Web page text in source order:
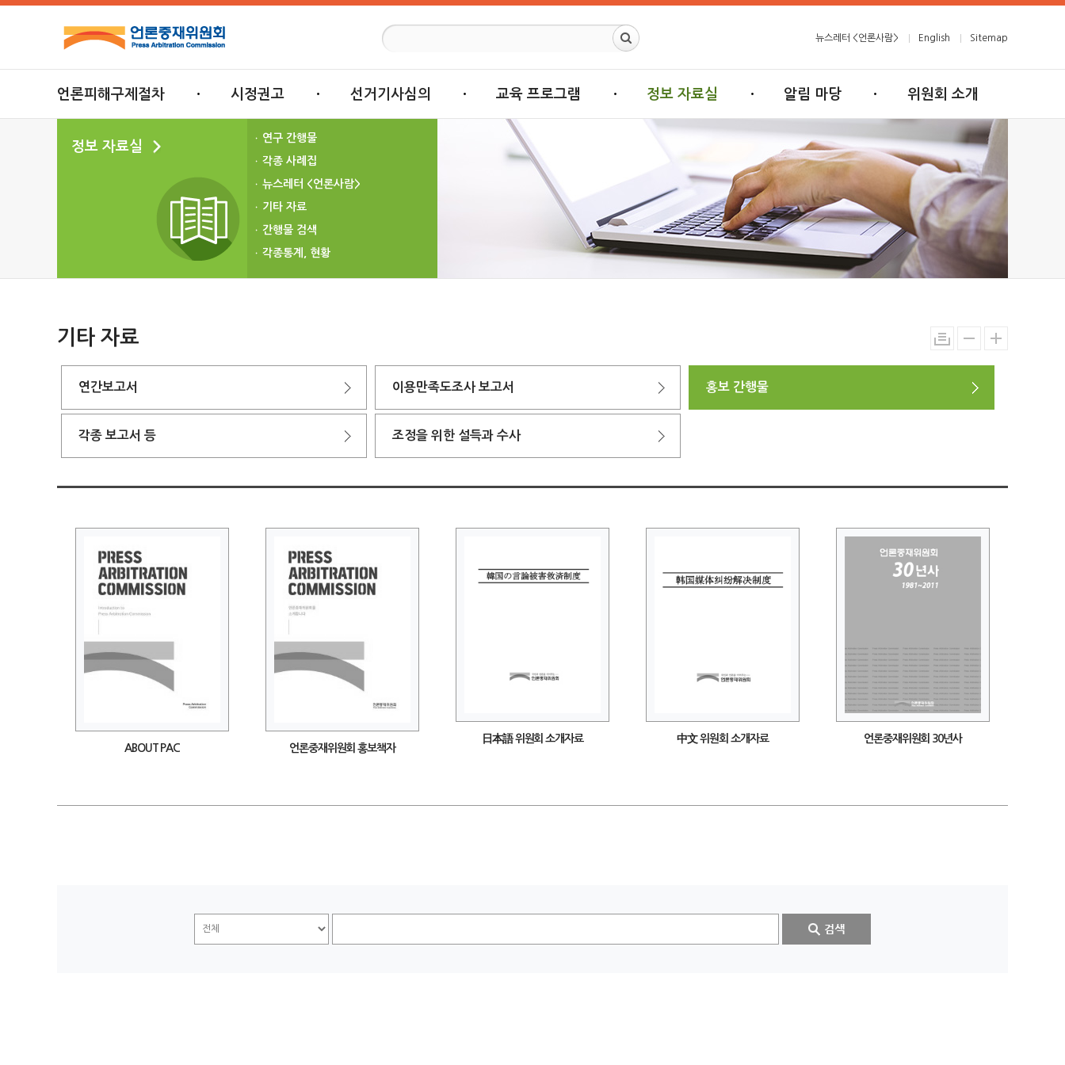
뉴스레터 <언론사람> English Sitemap
언론피해구제절차 시정권고 선거기사심의 교육 프로그램 정보 자료실 알림 마당 위원회 소개
정보 자료실
연구 간행물
각종 사례집
뉴스레터 <언론사람>
기타 자료
간행물 검색
각종통계, 현황
기타 자료
연간보고서 이용만족도조사 보고서 홍보 간행물
각종 보고서 등 조정을 위한 설득과 수사
ABOUT PAC 언론중재위원회 홍보책자
日本語 위원회 소개자료 中文 위원회 소개자료 언론중재위원회 30년사